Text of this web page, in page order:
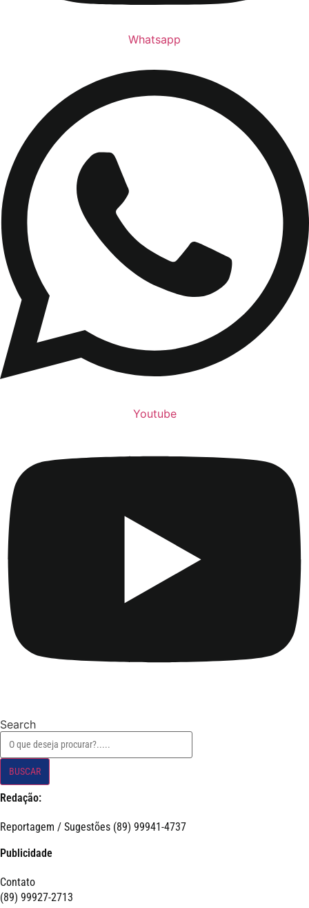
Whatsapp
Youtube
Search
BUSCAR
Redação:
Reportagem / Sugestões (89) 99941-4737
Publicidade
Contato
(89) 99927-2713